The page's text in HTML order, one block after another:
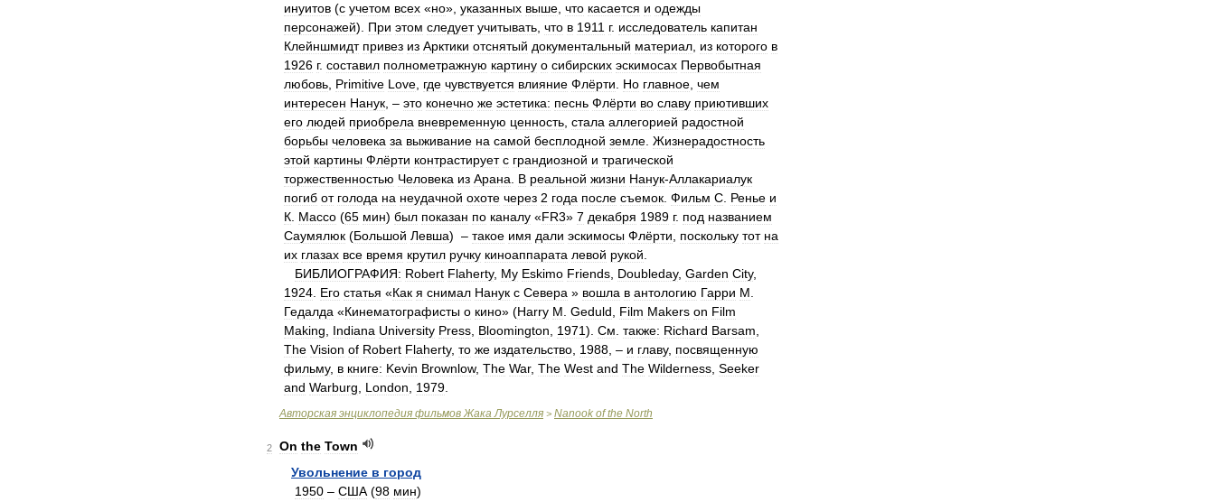
инуитов (с учетом всех «но», указанных выше что касается и одежды
персонажей). При этом следует учитывать что в 1911 г. исследователь капитан
Клейншмидт привез из Арктики отснятый документальный материал из которого в
1926 г. составил полнометражную картину о сибирских эскимосах Первобытная
любовь Primitive Love где чувствуется влияние Флёрти Но главное чем
интересен Нанук , – это конечно же эстетика: песнь Флёрти во славу приютивших
его людей приобрела вневременную ценность стала аллегорией радостной
борьбы человека за выживание на самой бесплодной земле Жизнерадостность
этой картины Флёрти контрастирует с грандиозной и трагической
торжественностью Человека из Арана В реальной жизни Нанук-Аллакариалук
погиб от голода на неудачной охоте через 2 года после съемок Фильм С Ренье и
К Массо (65 мин) был показан по каналу «FR3» 7 декабря 1989 г. под названием
Саумялюк (Большой Левша) – такое имя дали эскимосы Флёрти поскольку тот на
их глазах все время крутил ручку киноаппарата левой рукой
БИБЛИОГРАФИЯ: Robert Flaherty, My Eskimo Friends Doubleday, Garden City,
1924 Его статья «Как я снимал Нанук с Севера » вошла в антологию Гарри М
Гедалда «Кинематографисты о кино» (Harry М Geduld Film Makers on Film
Making
Indiana University Press Bloomington 1971). См также: Richard Barsam
The Vision of Robert Flaherty, то же издательство 1988 , – и главу, посвященную
фильму, в книге: Kevin Brownlow, The War, The West and The Wilderness Seeker
and Warburg London 1979
Авторская энциклопедия фильмов Жака Лурселля > Nanook of the North
2 On the Town
Увольнение в город
1950 – США (98 мин)